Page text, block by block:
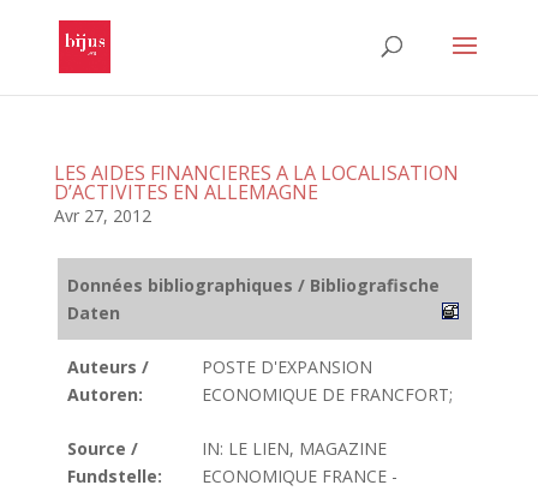
LES AIDES FINANCIERES A LA LOCALISATION
D’ACTIVITES EN ALLEMAGNE
Avr 27, 2012
Données bibliographiques / Bibliografische
Daten
Auteurs /
Autoren:
POSTE D'EXPANSION
ECONOMIQUE DE FRANCFORT;
Source /
Fundstelle:
IN: LE LIEN, MAGAZINE
ECONOMIQUE FRANCE -